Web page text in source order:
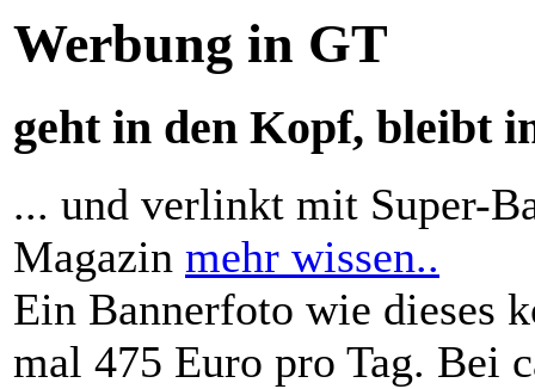
Werbung in GT
geht in den Kopf, bleibt
... und verlinkt mit Super-
Magazin mehr wissen..
Ein Bannerfoto wie dieses
mal 475 Euro pro Tag. Bei